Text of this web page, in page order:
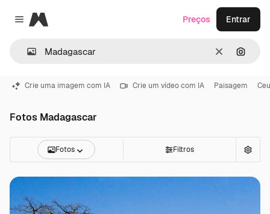
Close menu
Magnific
Limpar
Preços Entrar
Crie uma imagem com IA Crie um vídeo com IA Paisagem Ceu
Fotos Madagascar
Fotos Filtros